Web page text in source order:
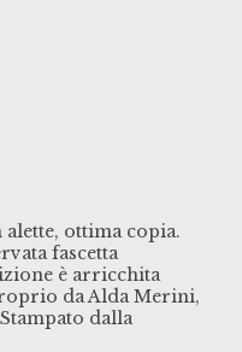
ottima copia.
fascetta
è arricchita
da Alda Merini,
dalla